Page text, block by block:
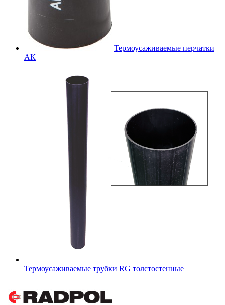
Термоусаживаемые перчатки
АК
Термоусаживаемые трубки RG толстостенные